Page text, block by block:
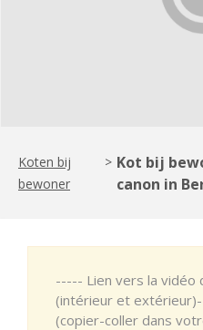
Koten bij
bewoner
> Kot bij
canon in
----- Lien vers la vidéo
(intérieur et
(copier-coller dans